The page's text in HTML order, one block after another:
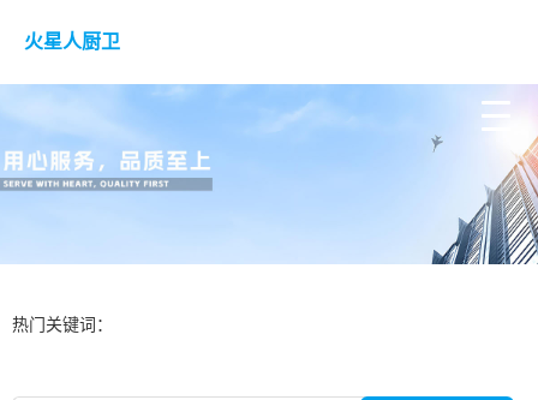
火星人厨卫
热门关键词：